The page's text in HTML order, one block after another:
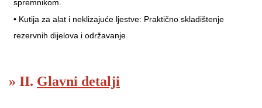
spremnikom.
• Kutija za alat i neklizajuće ljestve: Praktično skladištenje
rezervnih dijelova i održavanje.
» II. Glavni detalji